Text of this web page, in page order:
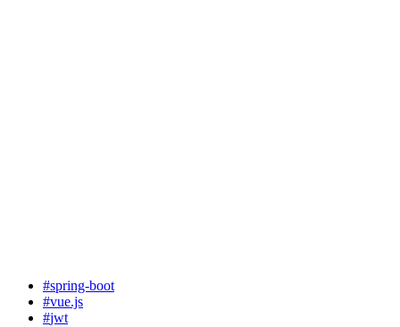
#spring-boot
#vue.js
#jwt